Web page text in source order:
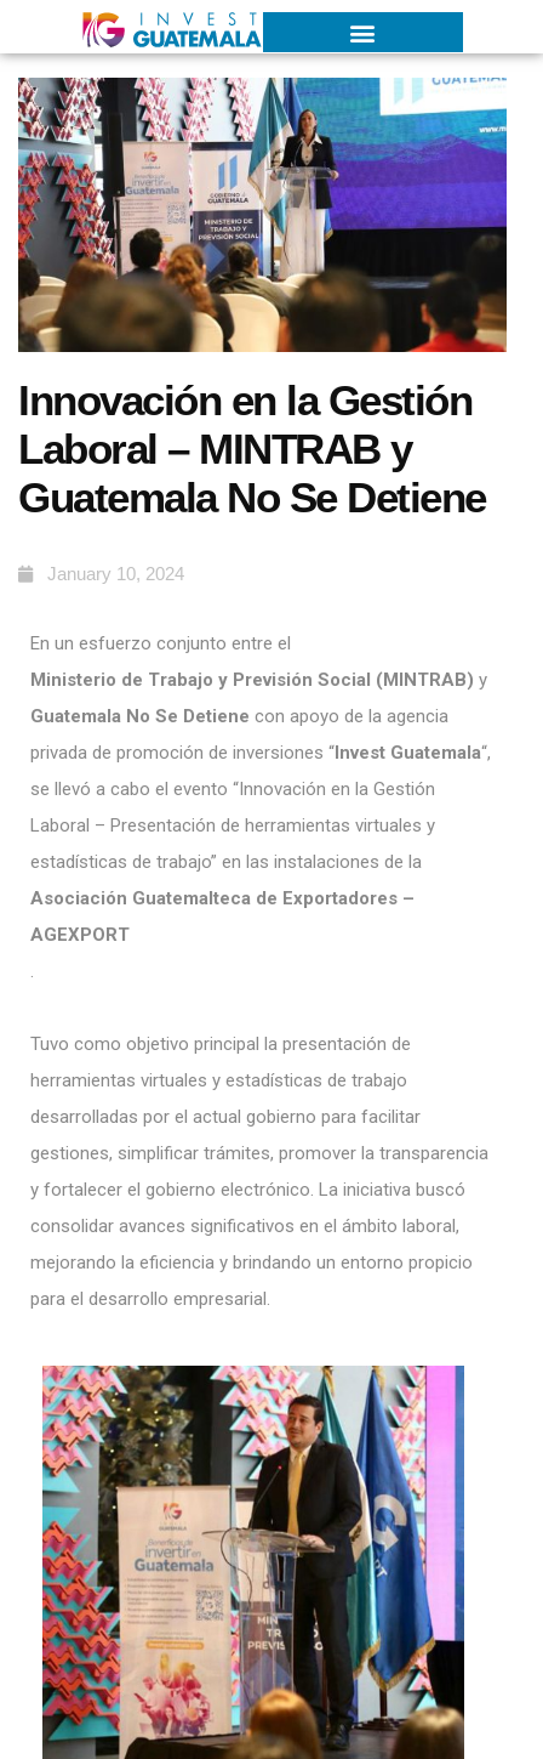
Innovación en la Gestión
Laboral – MINTRAB y
Guatemala No Se Detiene
January 10, 2024
En un esfuerzo conjunto entre el
Ministerio de Trabajo y Previsión Social (MINTRAB) y
Guatemala No Se Detiene con apoyo de la agencia
privada de promoción de inversiones “ Invest Guatemala“,
se llevó a cabo el evento “Innovación en la Gestión
Laboral – Presentación de herramientas virtuales y
estadísticas de trabajo” en las instalaciones de la
Asociación Guatemalteca de Exportadores –
AGEXPORT
.
Tuvo como objetivo principal la presentación de
herramientas virtuales y estadísticas de trabajo
desarrolladas por el actual gobierno para facilitar
gestiones, simplificar trámites, promover la transparencia
y fortalecer el gobierno electrónico. La iniciativa buscó
consolidar avances significativos en el ámbito laboral,
mejorando la eficiencia y brindando un entorno propicio
para el desarrollo empresarial.